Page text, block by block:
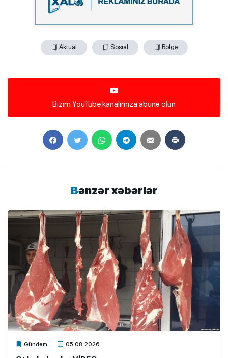
Aktual Sosial Bölgə
Bizim YouTube kanalımıza abunə olun
Bənzər xəbərlər
Gündəm 05.08.2026
Xalq.Online